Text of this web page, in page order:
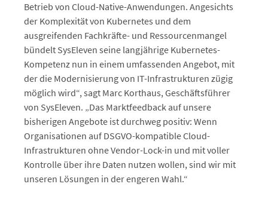
Betrieb von Cloud-Native-Anwendungen. Angesichts
der Komplexität von Kubernetes und dem
ausgreifenden Fachkräfte- und Ressourcenmangel
bündelt SysEleven seine langjährige Kubernetes-
Kompetenz nun in einem umfassenden Angebot, mit
der die Modernisierung von IT-Infrastrukturen zügig
möglich wird“, sagt Marc Korthaus, Geschäftsführer
von SysEleven. „Das Marktfeedback auf unsere
bisherigen Angebote ist durchweg positiv: Wenn
Organisationen auf DSGVO-kompatible Cloud-
Infrastrukturen ohne Vendor-Lock-in und mit voller
Kontrolle über ihre Daten nutzen wollen, sind wir mit
unseren Lösungen in der engeren Wahl.“